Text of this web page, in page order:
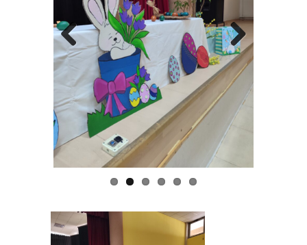
Previous Next